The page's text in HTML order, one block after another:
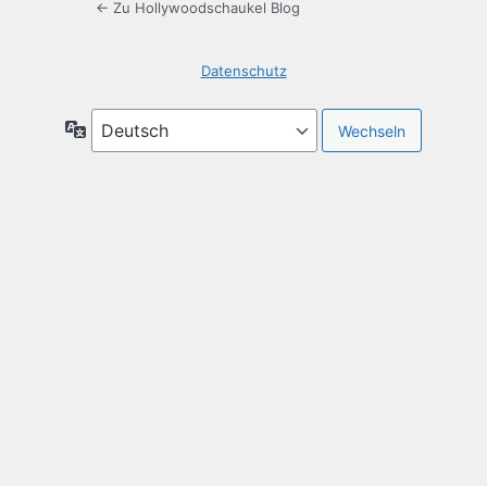
← Zu Hollywoodschaukel Blog
Datenschutz
Sprache